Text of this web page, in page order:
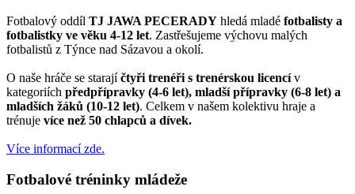
Fotbalový oddíl TJ JAWA PECERADY hledá mladé fotbalisty a
fotbalistky ve věku 4-12 let. Zastřešujeme výchovu malých
fotbalistů z Týnce nad Sázavou a okolí.
O naše hráče se starajíčtyři trenéři s trenérskou licencív
kategoriích předpřípravky (4-6 let), mladší přípravky (6-8 let) a
mladších žáků (10-12 let). Celkem v našem kolektivu hraje a
trénuje více než 50 chlapců a dívek.
Více informací zde.
Fotbalové tréninky mládeže